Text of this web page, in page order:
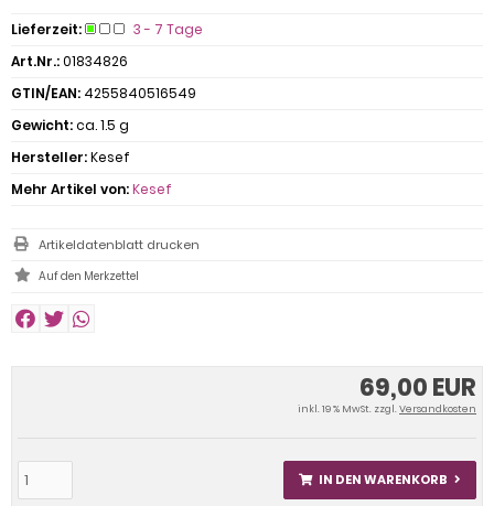
69,00 EUR
inkl. 19 % MwSt. zzgl.Versandkosten
IN DEN WARENKORB
Lieferzeit:
3 - 7 Tage
Art.Nr.:01834826
GTIN/EAN: 4255840516549
Gewicht:ca. 1.5 g
Hersteller:Kesef
Mehr Artikel von:Kesef
Artikeldatenblatt drucken